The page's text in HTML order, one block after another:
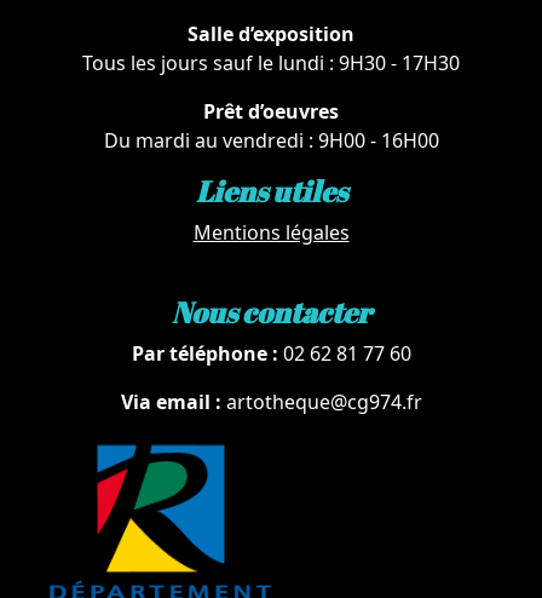
Salle d’exposition
Tous les jours sauf le lundi : 9H30 - 17H30
Prêt d’oeuvres
Du mardi au vendredi : 9H00 - 16H00
Liens utiles
Mentions légales
Nous contacter
Par téléphone : 02 62 81 77 60
Via email : artotheque@cg974.fr